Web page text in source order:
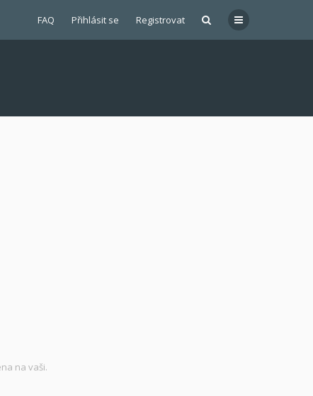
FAQ Přihlásit se Registrovat
na vaši.